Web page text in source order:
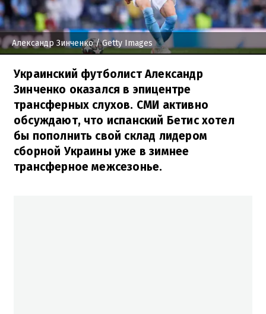
Александр Зинченко/ Getty Images
Украинский футболист Александр
Зинченко оказался в эпицентре
трансферных слухов. СМИ активно
обсуждают, что испанский Бетис хотел
бы пополнить свой склад лидером
сборной Украины уже в зимнее
трансферное межсезонье.